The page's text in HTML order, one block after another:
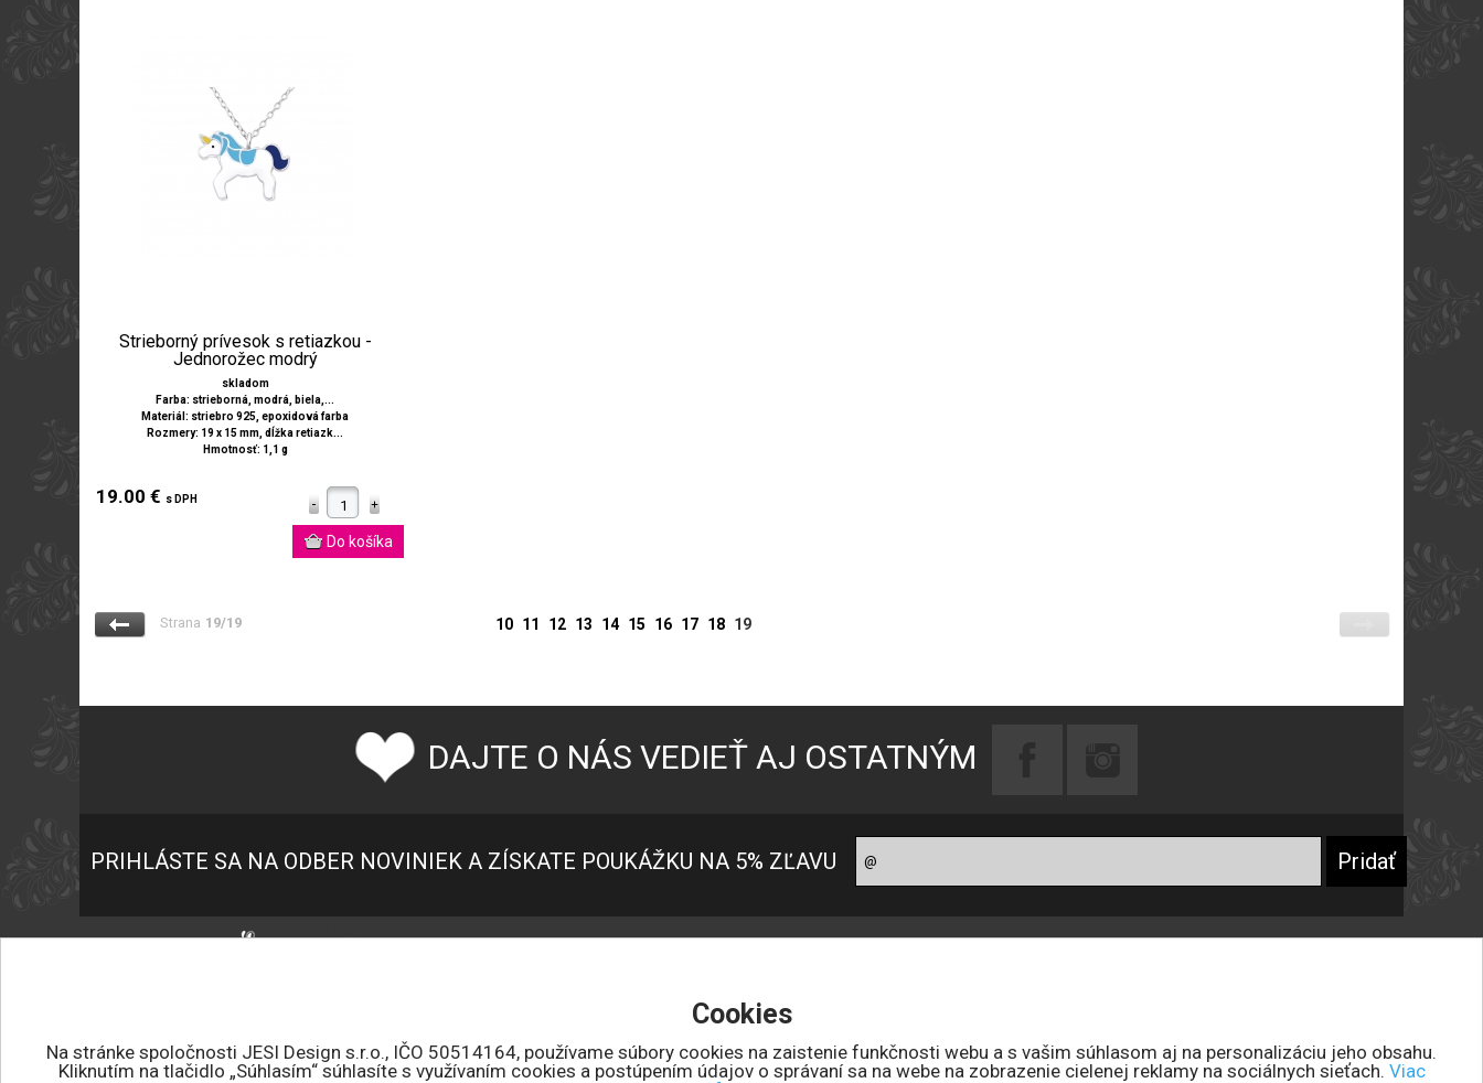
Cookies
Na stránke spoločnosti JESI Design s.r.o., IČO 50514164, používame súbory cookies na zaistenie funkčnosti webu a s vašim súhlasom aj na personalizáciu jeho obsahu.
Kliknutím na tlačidlo „Súhlasím“ súhlasíte s využívaním cookies a postúpením údajov o správaní sa na webe na zobrazenie cielenej reklamy na sociálnych sieťach. Viac
Strieborný prívesok s retiazkou -
Jednorožec modrý
skladom
Farba: strieborná, modrá, biela,...
Materiál: striebro 925, epoxidová farba
Rozmery: 19 x 15 mm, dĺžka retiazk...
Hmotnosť: 1,1 g
19.00 € s DPH
Strana 19/19 10 11 12 13 14 15 16 17 18 19
DAJTE O NÁS VEDIEŤ AJ OSTATNÝM
PRIHLÁSTE SA NA ODBER NOVINIEK A ZÍSKATE POUKÁŽKU NA 5% ZĽAVU
jesidesign@jesidesign.sk
Obchodné podmienky
Puncový úrad SR
Možnosti platby
Doprava a ceny
Reklamačné podmienky
Návod na starostlivosť o peňaženky
Návod na starostlivosť o kabelky